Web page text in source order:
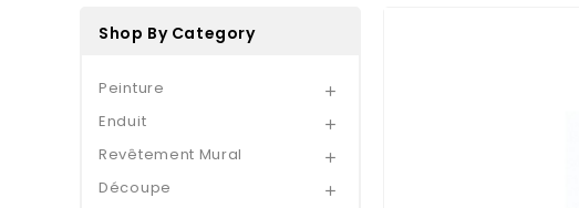
Shop By Category
Peinture 
Enduit 
Revêtement Mural 
Découpe 